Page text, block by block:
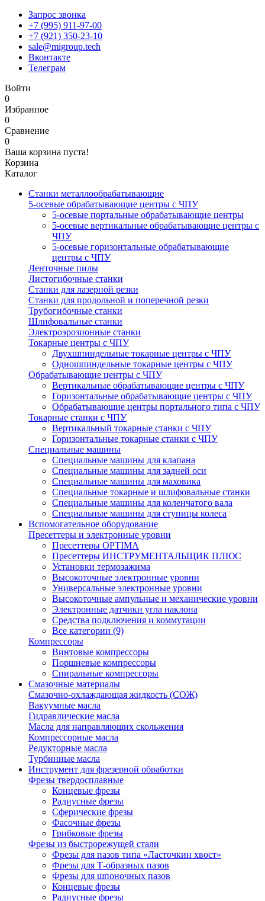
Запрос звонка
+7 (995) 911-97-00
+7 (921) 350-23-10
sale@migroup.tech
Вконтакте
Телеграм
Войти
0
Избранное
0
Сравнение
0
Ваша корзина пуста!
Корзина
Каталог
Станки металлообрабатывающие
5-осевые обрабатывающие центры с ЧПУ
5-осевые портальные обрабатывающие центры
5-осевые вертикальные обрабатывающие центры с
ЧПУ
5-осевые горизонтальные обрабатывающие
центры с ЧПУ
Ленточные пилы
Листогибочные станки
Станки для лазерной резки
Станки для продольной и поперечной резки
Трубогибочные станки
Шлифовальные станки
Электроэрозионные станки
Токарные центры с ЧПУ
Двухшпиндельные токарные центры с ЧПУ
Одношпиндельные токарные центры с ЧПУ
Обрабатывающие центры с ЧПУ
Вертикальные обрабатывающие центры с ЧПУ
Горизонтальные обрабатывающие центры с ЧПУ
Обрабатывающие центры портального типа с ЧПУ
Токарные станки с ЧПУ
Вертикальный токарные станки с ЧПУ
Горизонтальные токарные станки с ЧПУ
Специальные машины
Специальные машины для клапана
Специальные машины для задней оси
Специальные машины для маховика
Специальные токарные и шлифовальные станки
Специальные машины для коленчатого вала
Специальные машины для ступицы колеса
Вспомогательное оборудование
Пресеттеры и электронные уровни
Пресеттеры OPTIMA
Пресеттеры ИНСТРУМЕНТАЛЬЩИК ПЛЮС
Установки термозажима
Высокоточные электронные уровни
Универсальные электронные уровни
Высокоточные ампульные и механические уровни
Электронные датчики угла наклона
Средства подключения и коммутации
Все категории (9)
Компрессоры
Винтовые компрессоры
Поршневые компрессоры
Спиральные компрессоры
Смазочные материалы
Смазочно-охлаждающая жидкость (СОЖ)
Вакуумные масла
Гидравлические масла
Масла для направляющих скольжения
Компрессорные масла
Редукторные масла
Турбинные масла
Инструмент для фрезерной обработки
Фрезы твердосплавные
Концевые фрезы
Радиусные фрезы
Сферические фрезы
Фасочные фрезы
Грибковые фрезы
Фрезы из быстрорежущей стали
Фрезы для пазов типа «Ласточкин хвост»
Фрезы для Т-образных пазов
Фрезы для шпоночных пазов
Концевые фрезы
Радиусные фрезы